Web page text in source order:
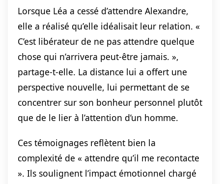
Lorsque Léa a cessé d’attendre Alexandre,
elle a réalisé qu’elle idéalisait leur relation. «
C’est libérateur de ne pas attendre quelque
chose qui n’arrivera peut-être jamais. »,
partage-t-elle. La distance lui a offert une
perspective nouvelle, lui permettant de se
concentrer sur son bonheur personnel plutôt
que de le lier à l’attention d’un homme.
Ces témoignages reflètent bien la
complexité de « attendre qu’il me recontacte
». Ils soulignent l’impact émotionnel chargé